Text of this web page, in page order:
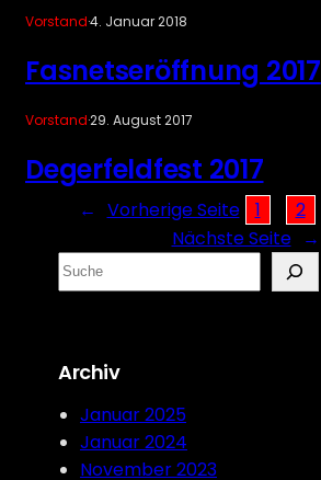
Vorstand·4. Januar 2018
Fasnetseröffnung 2017
Vorstand·29. August 2017
Degerfeldfest 2017
← Vorherige Seite 1 2
Nächste Seite →
S
e
c
Archiv
Januar 2025
Januar 2024
November 2023